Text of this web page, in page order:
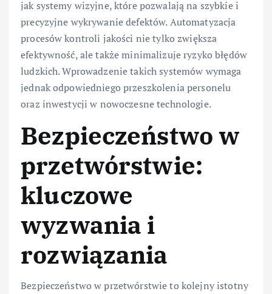
jak systemy wizyjne, które pozwalają na szybkie i
precyzyjne wykrywanie defektów. Automatyzacja
procesów kontroli jakości nie tylko zwiększa
efektywność, ale także minimalizuje ryzyko błędów
ludzkich. Wprowadzenie takich systemów wymaga
jednak odpowiedniego przeszkolenia personelu
oraz inwestycji w nowoczesne technologie.
Bezpieczeństwo w
przetwórstwie:
kluczowe
wyzwania i
rozwiązania
Bezpieczeństwo w przetwórstwie to kolejny istotny